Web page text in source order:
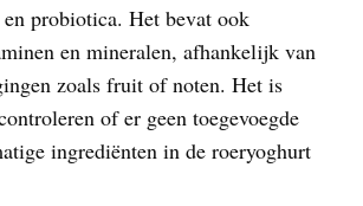
probiotica. Het bevat ook
en mineralen, afhankelijk van
zoals fruit of noten. Het is
of er geen toegevoegde
ingrediënten in de roeryoghurt